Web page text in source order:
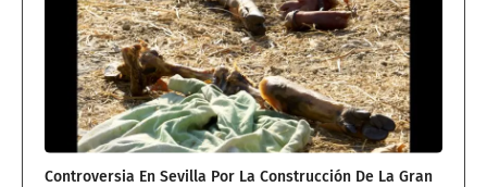
Controversia En Sevilla Por La Construcción De La Gran